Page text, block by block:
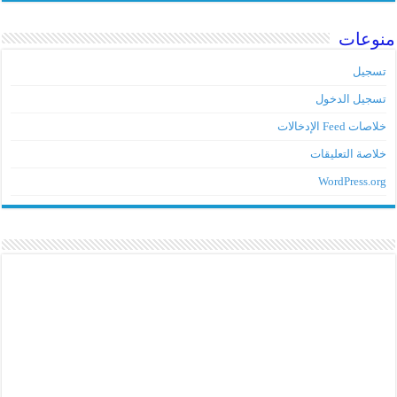
منوعات
تسجيل
تسجيل الدخول
خلاصات Feed الإدخالات
خلاصة التعليقات
WordPress.org